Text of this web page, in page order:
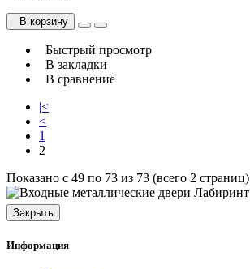
В корзину
Быстрый просмотр
В закладки
В сравнение
|<
<
1
2
Показано с 49 по 73 из 73 (всего 2 страниц)
Закрыть
Информация